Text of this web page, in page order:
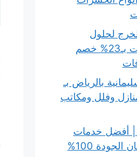
لحلول
متطورة لرش المبيدات بـ23% خصم
بالرياض بـ
وفلل ومكاتب
| أفضل خدمات
النظافة الشاملة وضمان الجودة 100%